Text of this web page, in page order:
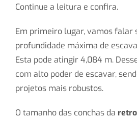
Continue a leitura e confira.
Em primeiro lugar, vamos falar
profundidade máxima de
Esta pode atingir 4,084 m.
com alto poder de escavar,
projetos mais robustos.
O tamanho das conchas da